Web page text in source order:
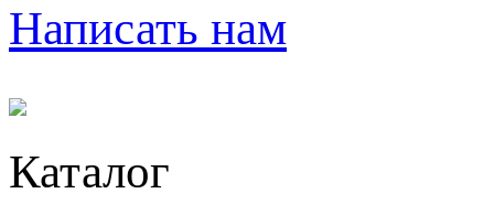
Написать нам
Каталог